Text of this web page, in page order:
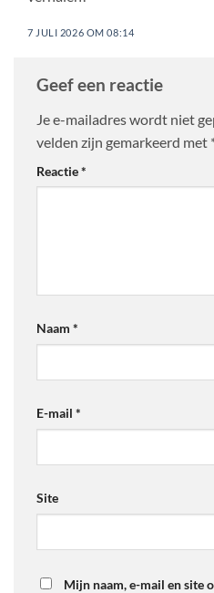
7 JULI 2026 OM 08:14
Geef een reactie
Je e-mailadres wordt niet
velden zijn gemarkeerd met
Reactie*
Naam *
E-mail *
Site
Mijn naam, e-mail en site